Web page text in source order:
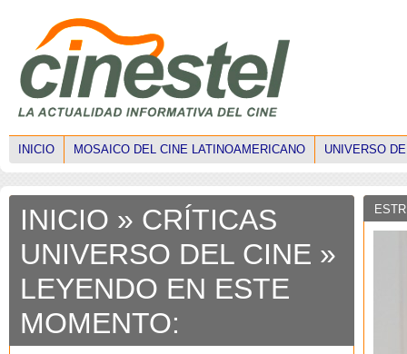
INICIO MOSAICO DEL CINE LATINOAMERICANO UNIVERSO
INICIO » CRÍTICAS
UNIVERSO DEL CINE »
LEYENDO EN ESTE
MOMENTO: